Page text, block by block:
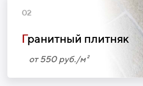
02
Гранитный плитняк
от 550 руб./м²